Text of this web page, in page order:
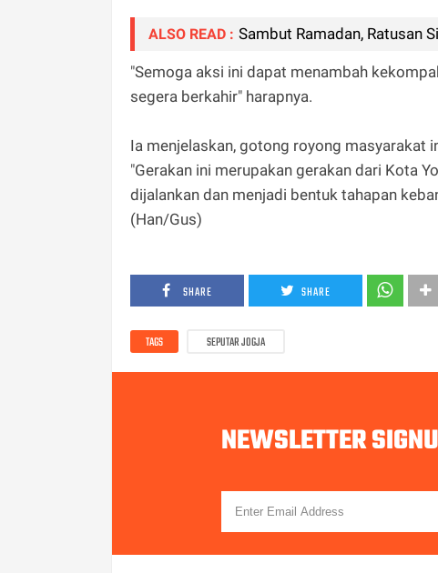
ALSO READ : Sambut Ramadan, Ratusan
"Semoga aksi ini dapat menambah
segera berkahir" harapnya.
Ia menjelaskan, gotong royong masyarakat
"Gerakan ini merupakan gerakan dari Kota
dijalankan dan menjadi bentuk tahapan
(Han/Gus)
SHARE SHARE
TAGS SEPUTAR JOGJA
NEWSLETTER